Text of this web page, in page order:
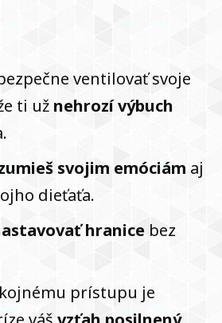
ventilovať svoje
ti už nehrozí výbuch
svojim emóciám aj
dieťaťa.
hranice bez
prístupu je